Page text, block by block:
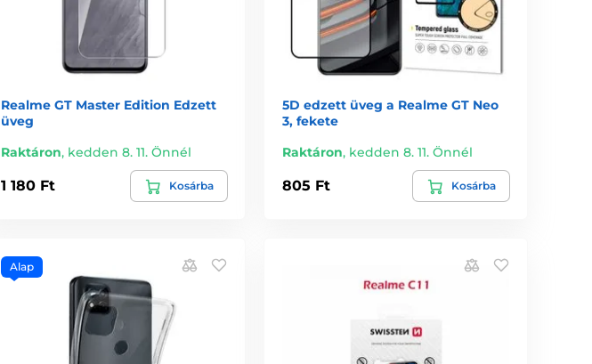
Realme GT Master Edition Edzett
üveg
Raktáron, kedden 8. 11. Önnél
1 180 Ft Kosárba
5D edzett üveg a Realme GT Neo
3, fekete
Raktáron, kedden 8. 11. Önnél
805 Ft Kosárba
Alap